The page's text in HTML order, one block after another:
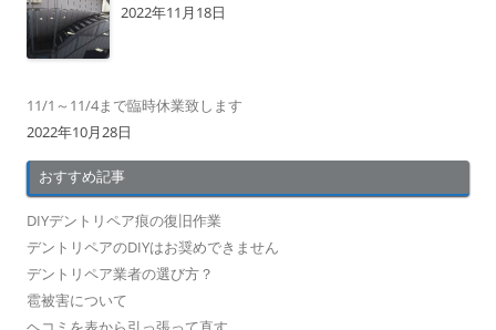
2022年11月18日
11/1～11/4まで臨時休業致します
2022年10月28日
おすすめ記事
DIYデントリペア痕の復旧作業
デントリペアのDIYはお奨めできません
デントリペア業者の選び方？
雹被害について